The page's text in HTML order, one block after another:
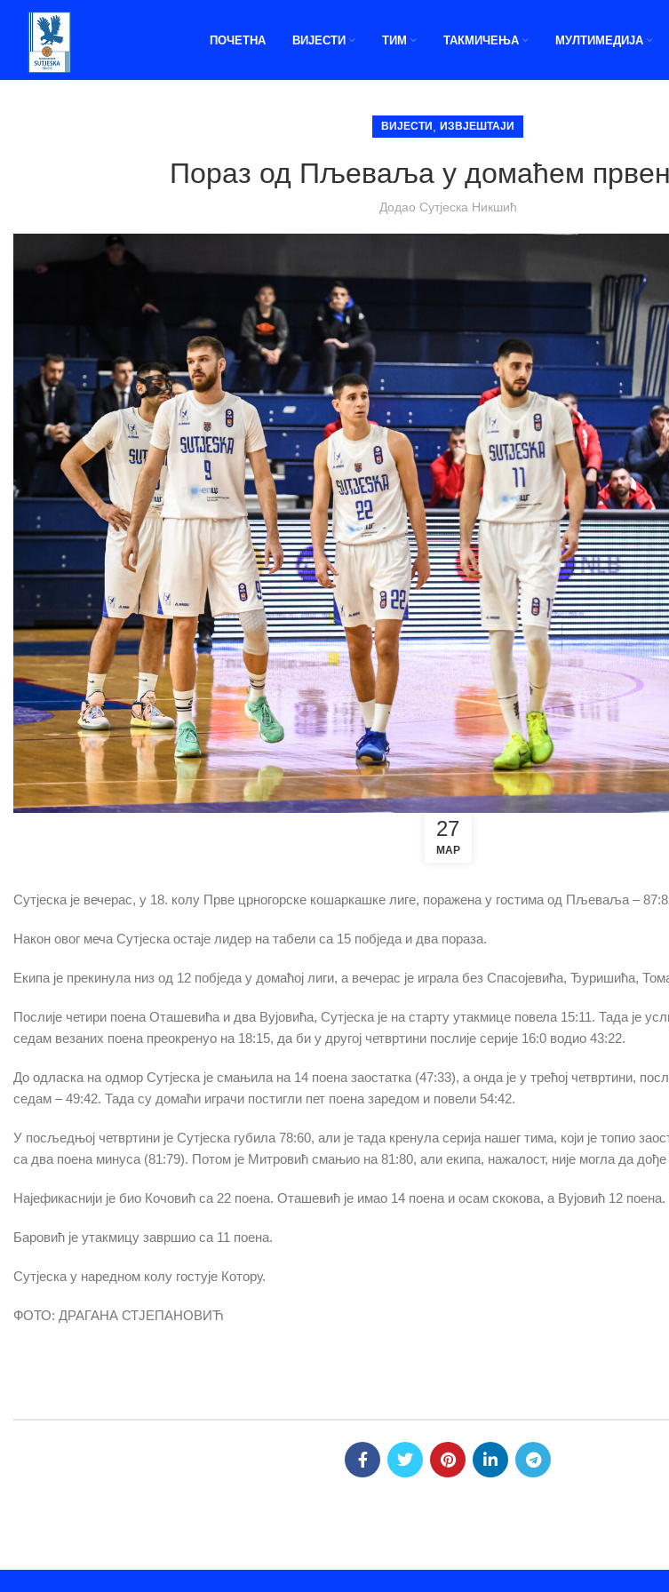
ПОЧЕТНА ВИЈЕСТИ ТИМ ТАКМИЧЕЊА МУЛТИМЕДИЈА
ВИЈЕСТИ ИЗВЈЕШТАЈИ
Пораз од Пљеваља у домаћем
Додао Сутјеска Никшић
27
МАР
Сутјеска је вечерас, у 18. колу Прве црногорске кошаркашке лиге, поражена у гостима од Пљеваља –
Након овог меча Сутјеска остаје лидер на табели са 15 побједа и два пораза.
Екипа је прекинула низ од 12 побједа у домаћој лиги, а вечерас је играла без Спасојевића, Ђуришића,
Послије четири поена Оташевића и два Вујовића, Сутјеска је на старту утакмице повела 15:11. Тада је
седам везаних поена преокренуо на 18:15, да би у другој четвртини послије серије 16:0 водио 43:22.
До одласка на одмор Сутјеска је смањила на 14 поена заостатка (47:33), а онда је у трећој четвртини,
седам – 49:42. Тада су домаћи играчи постигли пет поена заредом и повели 54:42.
У посљедњој четвртини је Сутјеска губила 78:60, али је тада кренула серија нашег тима, који је топио
са два поена минуса (81:79). Потом је Митровић смањио на 81:80, али екипа, нажалост, није могла да дође
Најефикаснији је био Кочовић са 22 поена. Оташевић је имао 14 поена и осам скокова, а Вујовић 12 поена.
Баровић је утакмицу завршио са 11 поена.
Сутјеска у наредном колу гостује Котору.
ФОТО: ДРАГАНА СТЈЕПАНОВИЋ